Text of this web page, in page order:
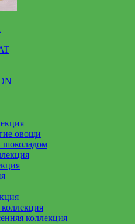
овощи
шоколадом
коллекция